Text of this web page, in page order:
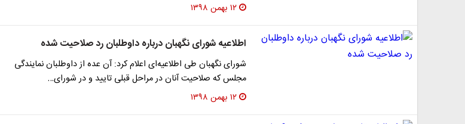
۱۲ بهمن ۱۳۹۸
اطلاعیه شورای نگهبان درباره داوطلبان رد صلاحیت شده
شورای نگهبان طی اطلاعیه‌ای اعلام کرد: آن عده از داوطلبان نمایندگی
مجلس که صلاحیت آنان در مراحل قبلی تایید و در شورای…
۱۲ بهمن ۱۳۹۸